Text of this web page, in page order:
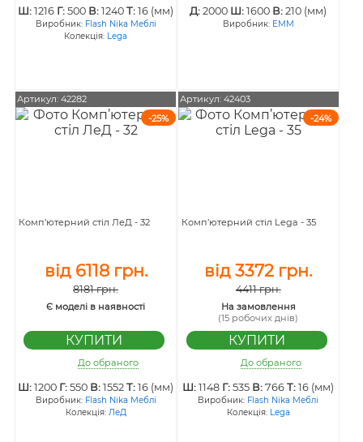
Ш:1216 Г:500 В:1240 Т:16 (мм)
Виробник: Flash Nika Меблі
Колекція: Lega
Д:2000 Ш:1600 В:210 (мм)
Виробник: ЕММ
Артикул: 42282
-25%
Комп’ютерний стіл ЛеД - 32
від 6118 грн.
8181 грн.
Є моделі в наявності
До обраного
Ш:1200 Г:550 В:1552 Т:16 (мм)
Виробник: Flash Nika Меблі
Колекція: ЛеД
Артикул: 42403
-24%
Комп’ютерний стіл Lega - 35
від 3372 грн.
4411 грн.
На замовлення
(15 робочих днів)
До обраного
Ш:1148 Г:535 В:766 Т:16 (мм)
Виробник: Flash Nika Меблі
Колекція: Lega